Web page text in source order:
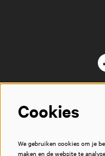
Cookies
We gebruiken cookies om je
maken en de website te